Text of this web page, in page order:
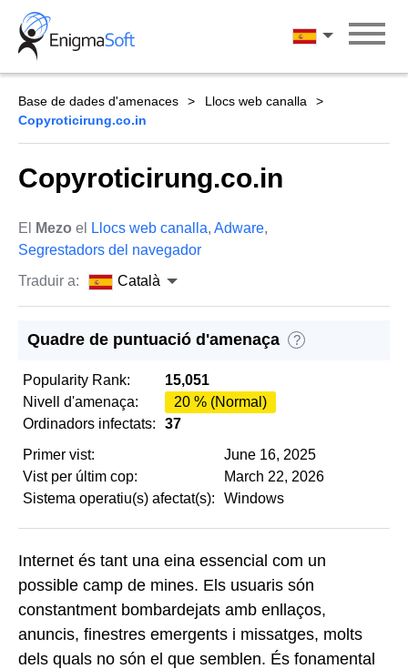
Skip
content
Català
Base de dades d'amenaces
Llocs web canalla
Copyroticirung.co.in
Copyroticirung.co.in
El Mezo el Llocs web canalla, Adware,
Segrestadors del navegador
Traduir a:
Català
Quadre de puntuació d'amenaça ?
Popularity Rank:
15,051
Nivell d'amenaça:
20 % (Normal)
Ordinadors infectats:
37
Primer vist:
June 16, 2025
Vist per últim cop:
March 22, 2026
Sistema operatiu(s) afectat(s):
Windows
Internet és tant una eina essencial com un
possible camp de mines. Els usuaris són
constantment bombardejats amb enllaços,
anuncis, finestres emergents i missatges, molts
dels quals no són el que semblen. És fonamental